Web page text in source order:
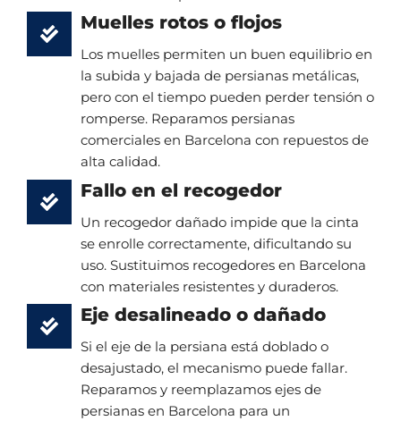
Muelles rotos o flojos
Los muelles permiten un buen equilibrio en
la subida y bajada de persianas metálicas,
pero con el tiempo pueden perder tensión o
romperse. Reparamos persianas
comerciales en Barcelona con repuestos de
alta calidad.
Fallo en el recogedor
Un recogedor dañado impide que la cinta
se enrolle correctamente, dificultando su
uso. Sustituimos recogedores en Barcelona
con materiales resistentes y duraderos.
Eje desalineado o dañado
Si el eje de la persiana está doblado o
desajustado, el mecanismo puede fallar.
Reparamos y reemplazamos ejes de
persianas en Barcelona para un